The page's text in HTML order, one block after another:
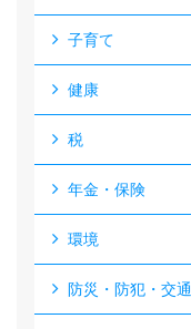
子育て
健康
税
年金・保険
環境
防災・防犯・交通